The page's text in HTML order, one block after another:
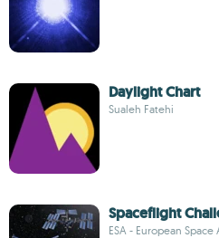
Daylight Chart
Sualeh Fatehi
Spaceflight
ESA - European Space